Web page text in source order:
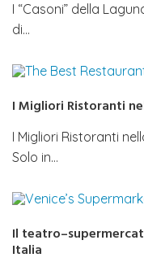
I “Casoni” della
di…
I Migliori Ristoranti
I Migliori Ristoranti
Solo in…
Il
Italia